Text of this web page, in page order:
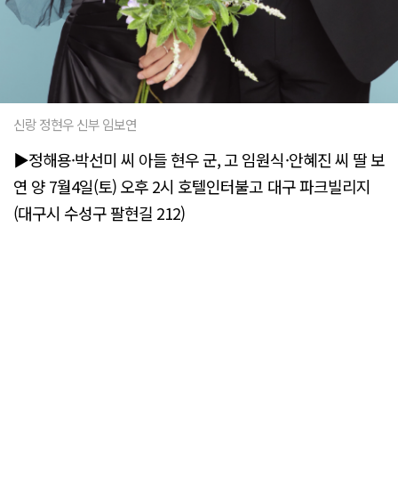
신랑 정현우 신부 임보연
▶정해용·박선미 씨 아들 현우 군, 고 임원식·안혜진 씨 딸 보
연 양 7월4일(토) 오후 2시 호텔인터불고 대구 파크빌리지
(대구시 수성구 팔현길 212)